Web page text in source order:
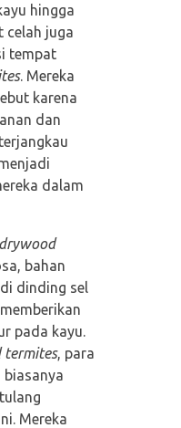
hingga
celah juga
tempat
. Mereka
karena
dan
dalam
drywood
bahan
dinding sel
pada kayu.
termites, para
biasanya
Mereka